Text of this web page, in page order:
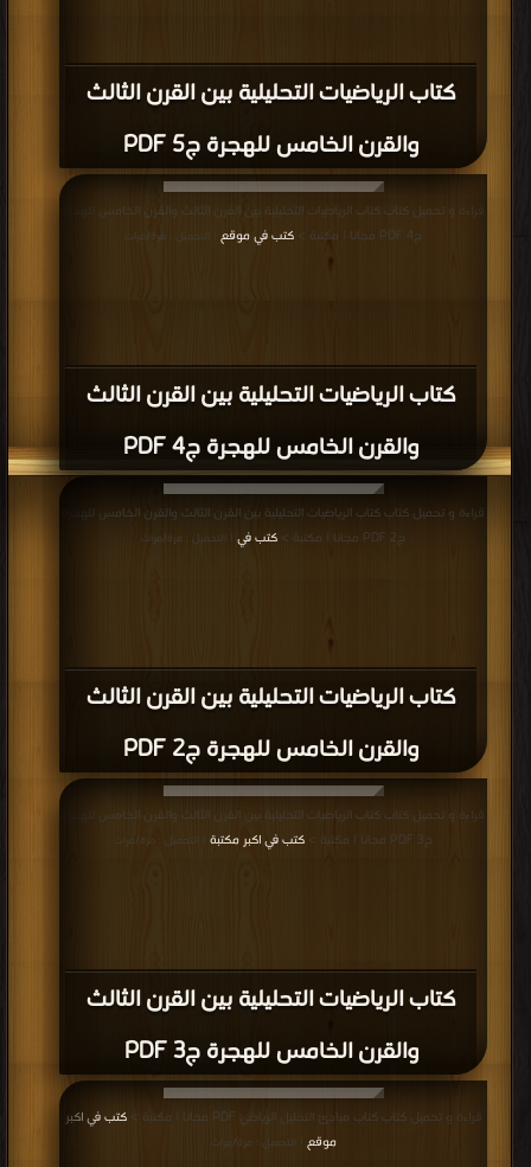
كتاب الرياضيات التحليلية بين القرن الثالث
والقرن الخامس للهجرة ج5 PDF
كتاب الرياضيات التحليلية بين القرن الثالث
والقرن الخامس للهجرة ج4 PDF
قراءة و تحميل كتاب كتاب الرياضيات التحليلية بين القرن الثالث والقرن الخامس للهجرة
ج4 PDF مجانا | مكتبة >
كتب في موقع | التحميل : مرة/مرات
كتاب الرياضيات التحليلية بين القرن الثالث
والقرن الخامس للهجرة ج2 PDF
قراءة و تحميل كتاب كتاب الرياضيات التحليلية بين القرن الثالث والقرن الخامس للهجرة
ج2 PDF مجانا | مكتبة >
كتب في | التحميل : مرة/مرات
كتاب الرياضيات التحليلية بين القرن الثالث
والقرن الخامس للهجرة ج3 PDF
قراءة و تحميل كتاب كتاب الرياضيات التحليلية بين القرن الثالث والقرن الخامس للهجرة
ج3 PDF مجانا | مكتبة >
كتب في اكبر مكتبة | التحميل : مرة/مرات
قراءة و تحميل كتاب كتاب مبادئ التحليل الرياضي PDF مجانا | مكتبة >
كتب في اكبر
موقع
| التحميل : مرة/مرات